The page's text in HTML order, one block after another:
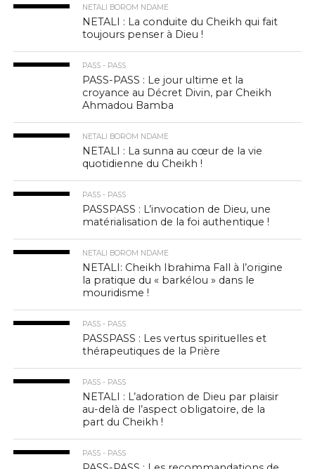
NETALI BOROM NDAME
NETALI : La conduite du Cheikh qui fait
toujours penser à Dieu !
PASS - PASS
PASS-PASS : Le jour ultime et la
croyance au Décret Divin, par Cheikh
Ahmadou Bamba
NETALI BOROM NDAME
NETALI : La sunna au cœur de la vie
quotidienne du Cheikh !
PASS - PASS
PASSPASS : L’invocation de Dieu, une
matérialisation de la foi authentique !
NETALI BOROM NDAME
NETALI: Cheikh Ibrahima Fall à l’origine
la pratique du « barkélou » dans le
mouridisme !
PASS - PASS
PASSPASS : Les vertus spirituelles et
thérapeutiques de la Prière
PASS - PASS
NETALI : L’adoration de Dieu par plaisir
au-delà de l’aspect obligatoire, de la
part du Cheikh !
PASS - PASS